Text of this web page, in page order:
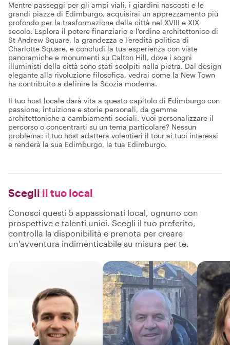
Mentre passeggi per gli ampi viali, i giardini nascosti e le
grandi piazze di Edimburgo, acquisirai un apprezzamento più
profondo per la trasformazione della città nel XVIII e XIX
secolo. Esplora il potere finanziario e l'ordine architettonico di
St Andrew Square, la grandezza e l'eredità politica di
Charlotte Square, e concludi la tua esperienza con viste
panoramiche e monumenti su Calton Hill, dove i sogni
illuministi della città sono stati scolpiti nella pietra. Dal design
elegante alla rivoluzione filosofica, vedrai come la New Town
ha contribuito a definire la Scozia moderna.
Il tuo host locale darà vita a questo capitolo di Edimburgo con
passione, intuizione e storie personali, da gemme
architettoniche a cambiamenti sociali. Vuoi personalizzare il
percorso o concentrarti su un tema particolare? Nessun
problema: il tuo host adatterà volentieri il tour ai tuoi interessi
e renderà la sua Edimburgo, la tua Edimburgo.
Scegli il tuo local
Conosci questi 5 appassionati local, ognuno con
prospettive e talenti unici. Scegli il tuo preferito,
controlla la disponibilità e prenota per creare
un'avventura indimenticabile su misura per te.